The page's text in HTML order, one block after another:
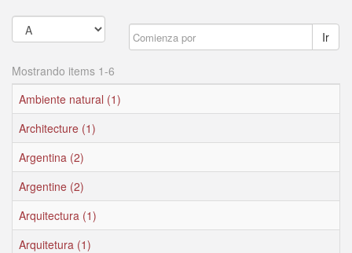
Ir
Mostrando items 1-6
Ambiente natural (1)
Architecture (1)
Argentina (2)
Argentine (2)
Arquitectura (1)
Arquitetura (1)